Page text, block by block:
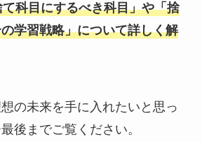
て科目にするべき科目」や「捨
学習戦略」について詳しく解
の未来を手に入れたいと思っ
後までご覧ください。